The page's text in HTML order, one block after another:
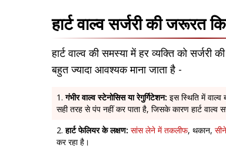
हार्ट वाल्व सर्जरी की
हार्ट वाल्व की समस्या में हर व्यक्ति को सर्जरी
बहुत ज्यादा आवश्यक माना जाता है -
गंभीर वाल्व स्टेनोसिस या रेगुर्गिटेशन: इस स्थिति में
सही तरह से पंप नहीं कर पाता है, जिसके कारण हार्ट वाल्व
हार्ट फेलियर के लक्षण: सांस लेने में तकलीफ, थकान,
कर रहा है।